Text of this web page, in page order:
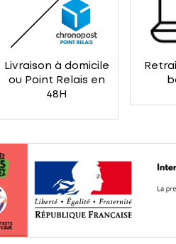
Livraison à domicile
ou Point Relais en
48H